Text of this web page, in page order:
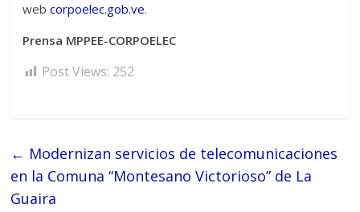
webcorpoelec.gob.ve.
Prensa MPPEE-CORPOELEC
Post Views: 252
← Modernizan servicios de telecomunicaciones
en la Comuna “Montesano Victorioso” de La
Guaira